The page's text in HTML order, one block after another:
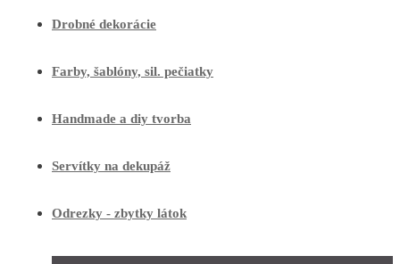
Drobné dekorácie
Farby, šablóny, sil. pečiatky
Handmade a diy tvorba
Servítky na dekupáž
Odrezky - zbytky látok